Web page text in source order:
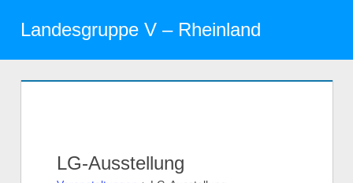
Inhalt
springen
Landesgruppe V – Rheinland
LG-Ausstellung